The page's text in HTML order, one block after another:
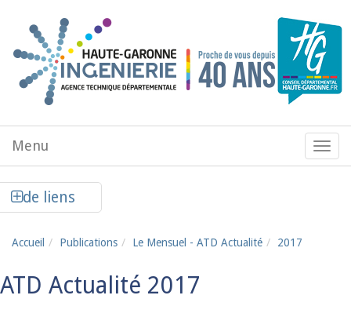
Menu
de
Menu
de liens
Accueil Publications Le Mensuel - ATD Actualité 2017
ATD Actualité 2017